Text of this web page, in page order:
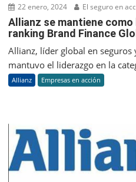
22 enero, 2024 El seguro en
Allianz se mantiene como
ranking Brand Finance
Allianz, líder global en seguros
mantuvo el liderazgo en la
Allianz Empresas en acción